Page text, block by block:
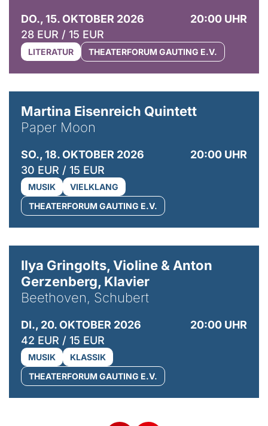
DO., 15. OKTOBER 2026
20:00 UHR
28 EUR / 15 EUR
LITERATUR THEATERFORUM GAUTING E.V.
Martina Eisenreich Quintett
Paper Moon
SO., 18. OKTOBER 2026
20:00 UHR
30 EUR / 15 EUR
MUSIK
VIELKLANG
THEATERFORUM GAUTING E.V.
Ilya Gringolts, Violine & Anton
Gerzenberg, Klavier
Beethoven, Schubert
DI., 20. OKTOBER 2026
20:00 UHR
42 EUR / 15 EUR
MUSIK
KLASSIK
THEATERFORUM GAUTING E.V.